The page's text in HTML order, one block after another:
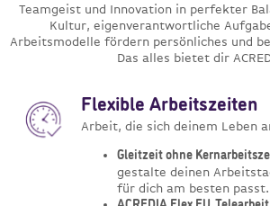
Teamgeist und Innovation in perfekter
Kultur, eigenverantwortliche
Arbeitsmodelle fördern persönliches und
Das alles bietet dir
Flexible Arbeitszeiten
Arbeit, die sich deinem Leben
Gleitzeit ohne
gestalte deinen
für dich am besten passt.